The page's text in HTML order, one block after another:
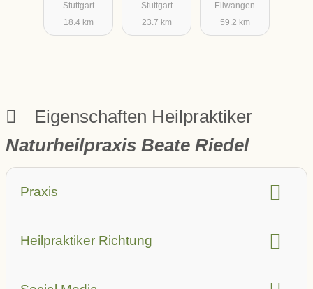
Stuttgart
18.4 km
Stuttgart
23.7 km
Ellwangen
59.2 km
Eigenschaften Heilpraktiker
Naturheilpraxis Beate Riedel
Praxis
Heilpraktiker Richtung